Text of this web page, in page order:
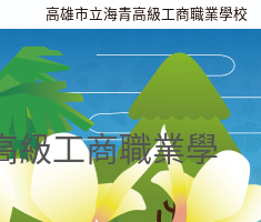
高雄市立海青高級工商職業學校
級工商職業學